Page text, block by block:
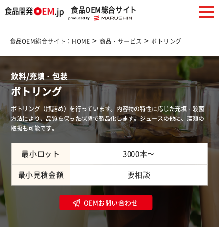
食品OEM総合サイト
食品OEM総合サイト：HOME > 商品・サービス > ボトリング
飲料/充填・包装
ボトリング
ボトリング（瓶詰め）を行っています。内容物の特性に応じた充填・殺菌
方法により、品質を保った状態で製品化します。ジュースの他に、酒類の
取扱も可能です。
最小ロット
3000本〜
最小見積金額
要相談
OEMお問い合わせ